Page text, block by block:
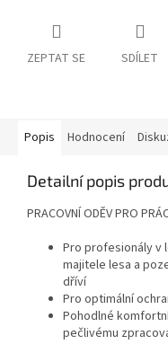
ZEPTAT SE SDÍLET
Popis Hodnocení
Detailní popis
PRACOVNÍ ODĚV PRO
Pro profesionály v
majitele lesa a
dříví
Pro optimální
Pohodlné
pečlivému